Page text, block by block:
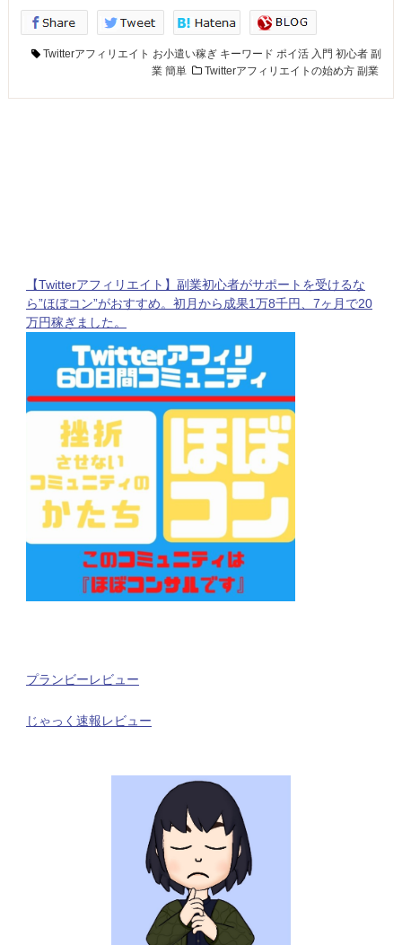
Twitterアフィリエイト お小遣い稼ぎ キーワード ポイ活 入門 初心者 副
業 簡単 Twitterアフィリエイトの始め方 副業
【Twitterアフィリエイト】副業初心者がサポートを受けるな
ら”ほぼコン”がおすすめ。初月から成果1万8千円、7ヶ月で20
万円稼ぎました。
プランビーレビュー
じゃっく速報レビュー